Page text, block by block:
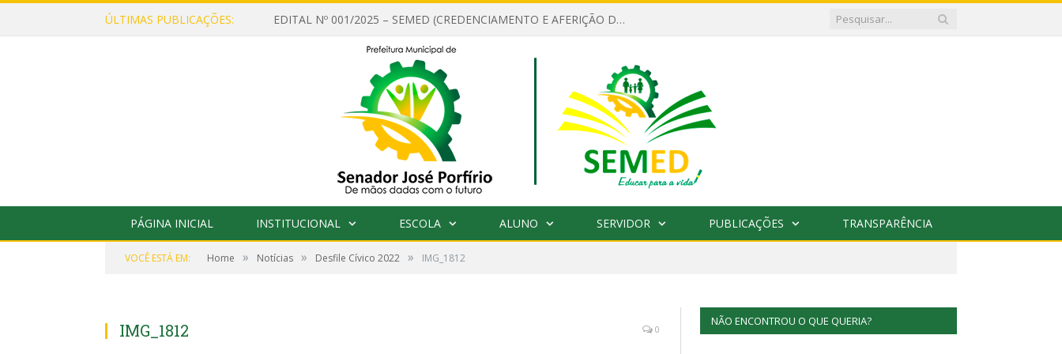
ÚLTIMAS PUBLICAÇÕES: EDITAL Nº 001/2025 – SEMED (CREDENCIAMENTO E AFERIÇÃO DE CRITÉRIOS TÉCNICOS DE MÉRITO E DESEMPENHO PARA PROVIMENTO DO CARGO OU FUNÇÃO DE GESTOR ESCOLAR DAS UNIDADES DE ENSINO DA REDE MUNICIPAL DE SENADOR JO)
PÁGINA INICIAL INSTITUCIONAL ESCOLA ALUNO SERVIDOR PUBLICAÇÕES TRANSPARÊNCIA
VOCÊ ESTÁ EM: Home » Notícias » Desfile Cívico 2022 » IMG_1812
IMG_1812 0
NÃO ENCONTROU O QUE QUERIA?